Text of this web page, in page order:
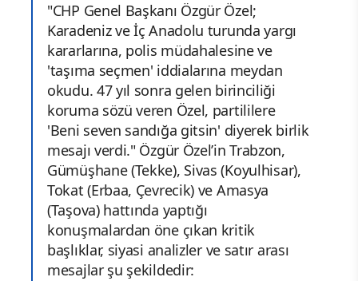
"CHP Genel Başkanı Özgür Özel;
Karadeniz ve İç Anadolu turunda yargı
kararlarına, polis müdahalesine ve
'taşıma seçmen' iddialarına meydan
okudu. 47 yıl sonra gelen birinciliği
koruma sözü veren Özel, partililere
'Beni seven sandığa gitsin' diyerek birlik
mesajı verdi." Özgür Özel’in Trabzon,
Gümüşhane (Tekke), Sivas (Koyulhisar),
Tokat (Erbaa, Çevrecik) ve Amasya
(Taşova) hattında yaptığı
konuşmalardan öne çıkan kritik
başlıklar, siyasi analizler ve satır arası
mesajlar şu şekildedir: